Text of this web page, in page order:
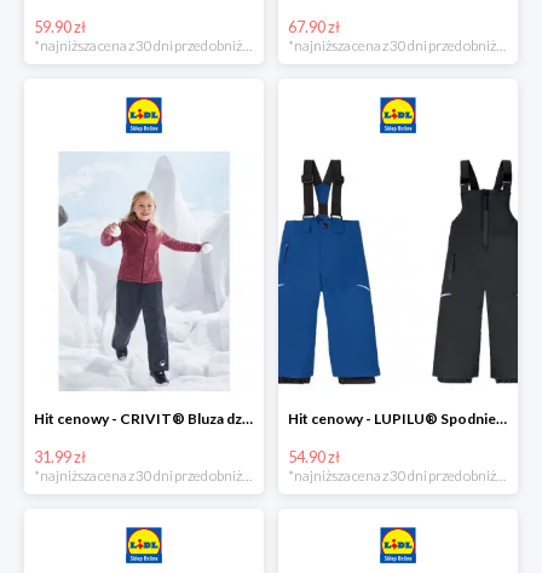
59.90 zł
*najniższa cena z 30 dni przed obniżką
67.90 zł
*najniższa cena z 30 dni przed obniżką
Hit cenowy - CRIVIT® Bluza dziewczęca z polaru
31.99 zł
Hit cenowy - LUPILU® Spodnie narciarskie chłopięce
54.90 zł